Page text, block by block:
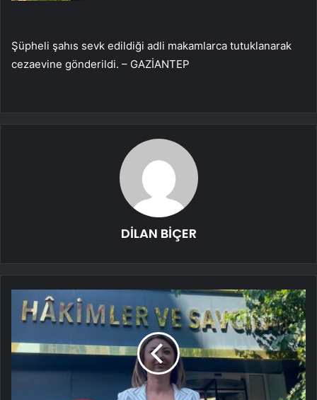
Şüpheli şahıs sevk edildiği adli makamlarca tutuklanarak
cezaevine gönderildi. – GAZİANTEP
DİLAN BİÇER